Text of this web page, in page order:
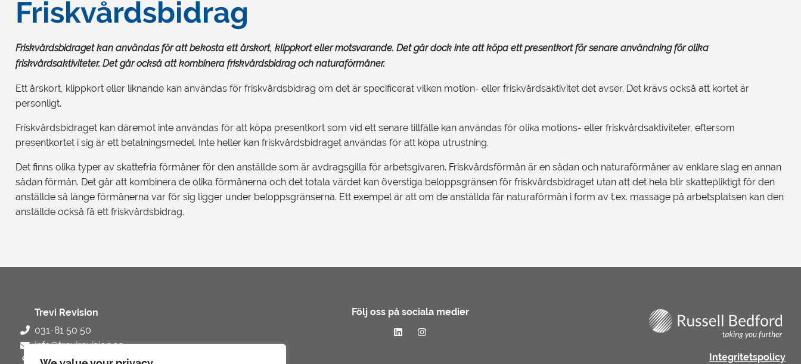
Friskvårdsbidrag
Friskvårdsbidraget kan användas för att bekosta ett årskort, klippkort eller motsvarande. Det går dock inte att köpa ett presentkort för senare användning för olika
friskvårdsaktiviteter. Det går också att kombinera friskvårdsbidrag och naturaförmåner.
Ett årskort, klippkort eller liknande kan användas för friskvårdsbidrag om det är specificerat vilken motion- eller friskvårdsaktivitet det avser. Det krävs också att kortet är
personligt.
Friskvårdsbidraget kan däremot inte användas för att köpa presentkort som vid ett senare tillfälle kan användas för olika motions- eller friskvårdsaktiviteter, eftersom
presentkortet i sig är ett betalningsmedel. Inte heller kan friskvårdsbidraget användas för att köpa utrustning.
Det finns olika typer av skattefria förmåner för den anställde som är avdragsgilla för arbetsgivaren. Friskvårdsförmån är en sådan och naturaförmåner av enklare slag en annan
sådan förmån. Det går att kombinera de olika förmånerna och det totala värdet kan överstiga beloppsgränsen för friskvårdsbidraget utan att det hela blir skattepliktigt för den
anställde så länge förmånerna var för sig ligger under beloppsgränserna. Ett exempel är att om de anställda får naturaförmån i form av t.ex. massage på arbetsplatsen kan den
anställde också få ett friskvårdsbidrag.
Trevi Revision
031-81 50 50
info@trevirevision.se
Karlfeldtsgatan 12, Göteborg, Sverige
Följ oss på sociala medier
Integritetspolicy